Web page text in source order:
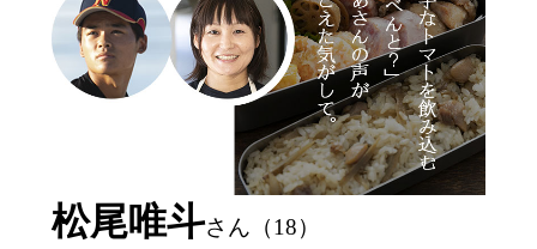
松尾唯斗さん（18）